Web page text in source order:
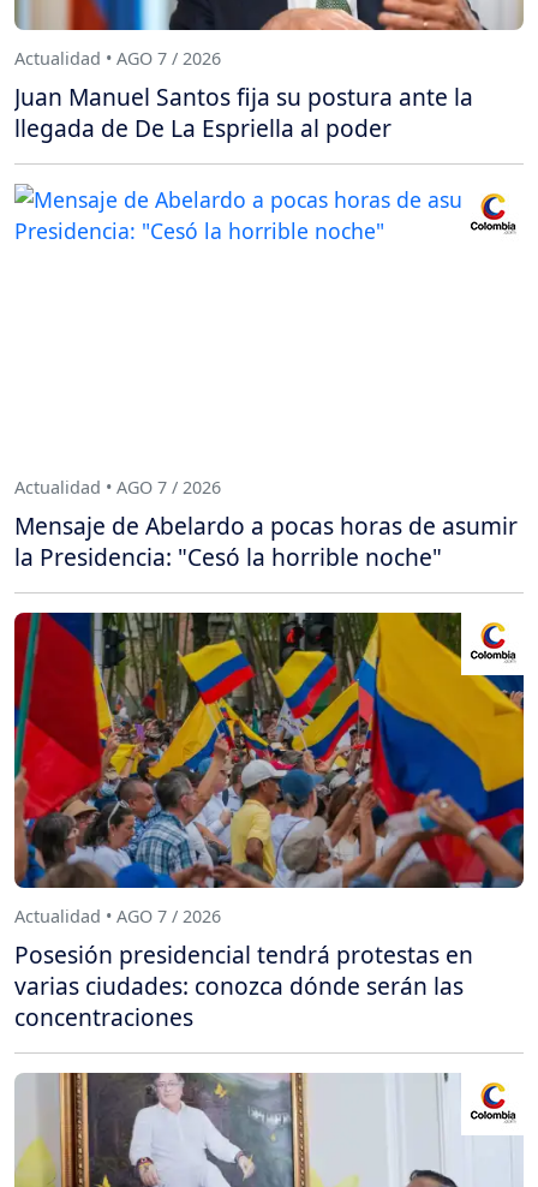
Actualidad • AGO 7 / 2026
Juan Manuel Santos fija su postura ante la
llegada de De La Espriella al poder
Actualidad • AGO 7 / 2026
Mensaje de Abelardo a pocas horas de asumir
la Presidencia: "Cesó la horrible noche"
Actualidad • AGO 7 / 2026
Posesión presidencial tendrá protestas en
varias ciudades: conozca dónde serán las
concentraciones